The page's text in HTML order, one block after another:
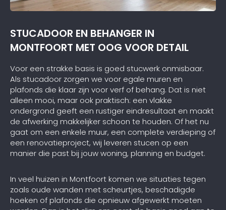
STUCADOOR EN BEHANGER IN
MONTFOORT MET OOG VOOR DETAIL
Voor een strakke basis is goed stucwerk onmisbaar.
Als stucadoor zorgen we voor egale muren en
plafonds die klaar zijn voor verf of behang. Dat is niet
alleen mooi, maar ook praktisch: een vlakke
ondergrond geeft een rustiger eindresultaat en maakt
de afwerking makkelijker schoon te houden. Of het nu
gaat om een enkele muur, een complete verdieping of
een renovatieproject, wij leveren stucen op een
manier die past bij jouw woning, planning en budget.
In veel huizen in Montfoort komen we situaties tegen
zoals oude wanden met scheurtjes, beschadigde
hoeken of plafonds die opnieuw afgewerkt moeten